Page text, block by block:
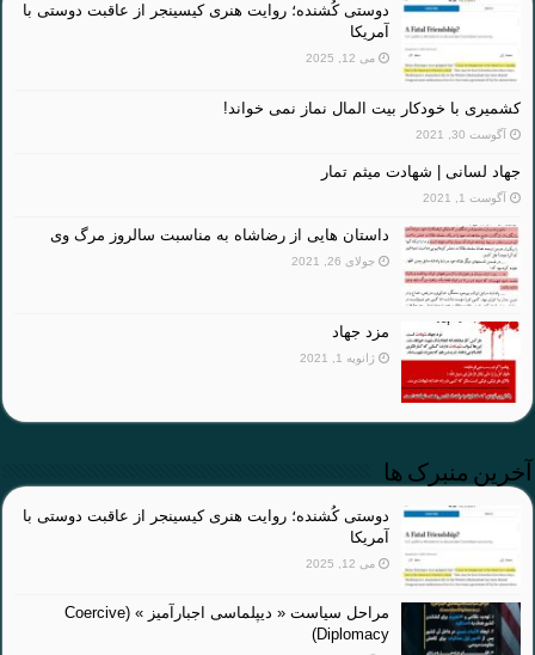
دوستی کُشنده؛ روایت هنری کیسینجر از عاقبت دوستی با
آمریکا
می 12, 2025
کشمیری با خودکار بیت المال نماز نمی خواند!
آگوست 30, 2021
جهاد لسانی | شهادت میثم تمار
آگوست 1, 2021
داستان هایی از رضاشاه به مناسبت سالروز مرگ وی
جولای 26, 2021
مزد جهاد
ژانویه 1, 2021
آخرین منبرک ها
دوستی کُشنده؛ روایت هنری کیسینجر از عاقبت دوستی با
آمریکا
می 12, 2025
مراحل سیاست « دیپلماسی اجبارآمیز » (Coercive
Diplomacy)